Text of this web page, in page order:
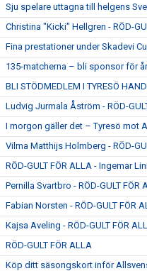
Sju spelare uttagna till helgens
Christina "Kicki" Hellgren - RÖD-
Fina prestationer under Skadevi
135-matcherna – bli sponsor för
BLI STÖDMEDLEM I TYRESÖ
Ludvig Jurmala Åström - RÖD-
I morgon gäller det – Tyresö mot
Vilma Matthijs Holmberg - RÖD-
RÖD-GULT FÖR ALLA - Ingemar
Pernilla Svartbro - RÖD-GULT FÖR
Fabian Norsten - RÖD-GULT FÖR
Kajsa Aveling - RÖD-GULT FÖR
RÖD-GULT FÖR ALLA
Köp ditt säsongskort inför